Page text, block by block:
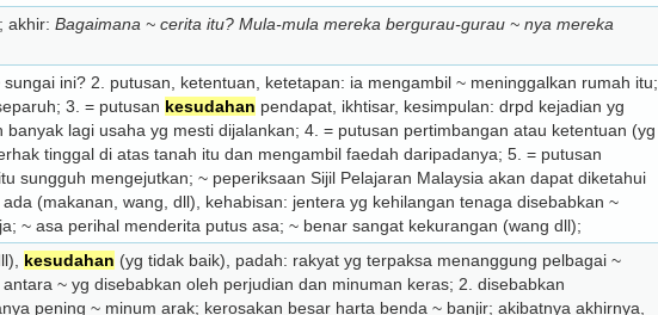
akhir: Bagaimana ~ cerita itu? Mula-mula mereka bergurau-gurau ~ nya mereka
sungai ini? 2. putusan, ketentuan, ketetapan: ia mengambil ~ meninggalkan rumah itu;
3. = putusan kesudahan pendapat, ikhtisar, kesimpulan: drpd kejadian yg
lagi usaha yg mesti dijalankan; 4. = putusan pertimbangan atau ketentuan (yg
tinggal di atas tanah itu dan mengambil faedah daripadanya; 5. = putusan
sungguh mengejutkan; ~ peperiksaan Sijil Pelajaran Malaysia akan dapat diketahui
(makanan, wang, dll), kehabisan: jentera yg kehilangan tenaga disebabkan ~
~ asa perihal menderita putus asa; ~ benar sangat kekurangan (wang dll);
kesudahan (yg tidak baik), padah: rakyat yg terpaksa menanggung pel­bagai ~
~ yg disebabkan oleh perjudian dan minuman keras; 2. disebabkan
pening ~ minum arak; kerosakan besar harta benda ~ banjir; akibatnya akhirnya,